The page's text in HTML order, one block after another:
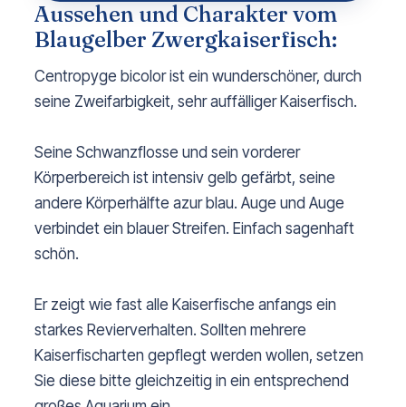
Aussehen und Charakter vom
Blaugelber Zwergkaiserfisch:
Centropyge bicolor ist ein wunderschöner, durch
seine Zweifarbigkeit, sehr auffälliger Kaiserfisch.
Seine Schwanzflosse und sein vorderer
Körperbereich ist intensiv gelb gefärbt, seine
andere Körperhälfte azur blau. Auge und Auge
verbindet ein blauer Streifen. Einfach sagenhaft
schön.
Er zeigt wie fast alle Kaiserfische anfangs ein
starkes Revierverhalten. Sollten mehrere
Kaiserfischarten gepflegt werden wollen, setzen
Sie diese bitte gleichzeitig in ein entsprechend